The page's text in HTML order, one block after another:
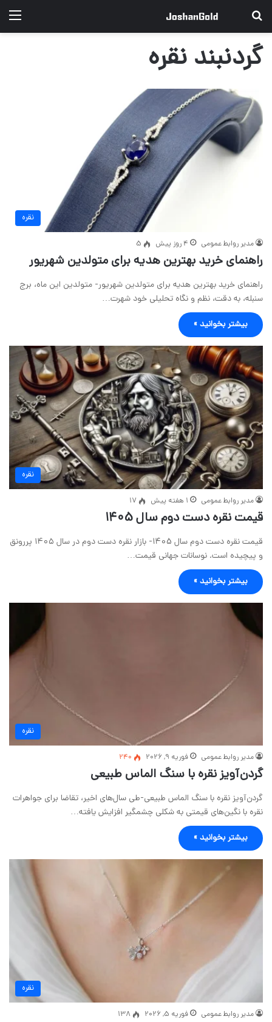
جستجو برای
گردنبند نقره
نقره
مدیر روابط عمومی 4 روز پیش 5
راهنمای خرید بهترین هدیه برای متولدین شهریور
راهنمای خرید بهترین هدیه برای متولدین شهریور- متولدین این ماه، برج
سنبله، به دقت، نظم و نگاه تحلیلی خود شهرت…
بیشتر بخوانید »
نقره
مدیر روابط عمومی 1 هفته پیش 17
قیمت نقره دست دوم سال 1405
قیمت نقره دست دوم سال 1405- بازار نقره دست دوم در سال ۱۴۰۵ پررونق
و پیچیده است. نوسانات جهانی قیمت…
بیشتر بخوانید »
نقره
مدیر روابط عمومی فوریه 9, 2026 240
گردن‌آویز نقره با سنگ الماس طبیعی
گردن‌آویز نقره با سنگ الماس طبیعی-طی سال‌های اخیر، تقاضا برای جواهرات
نقره با نگین‌های قیمتی به شکلی چشمگیر افزایش یافته…
بیشتر بخوانید »
نقره
مدیر روابط عمومی فوریه 5, 2026 138